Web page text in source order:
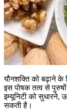
यौनशक्ति को बढ़ाने के
इस पोषक तत्व से
इम्यूनिटी को सुधारने,
सकती है।